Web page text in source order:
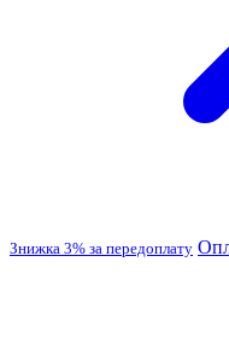
Знижка 3% за передоплату